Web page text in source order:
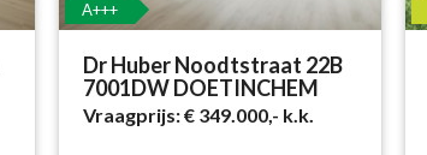
A+++
Dr Huber Noodtstraat 22B
7001DW DOETINCHEM
Vraagprijs:€ 349.000,- k.k.